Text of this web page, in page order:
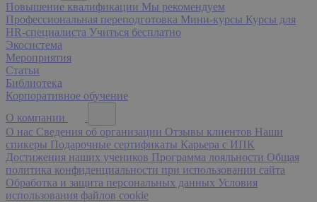
Повышение квалификации Мы рекомендуем
Профессиональная переподготовка Мини-курсы Курсы для
HR-специалиста Учиться бесплатно
Экосистема
Мероприятия
Статьи
Библиотека
Корпоративное обучение
О компании
О нас Сведения об организации Отзывы клиентов Наши
спикеры Подарочные сертификаты Карьера с ИПК
Достижения наших учеников Программа лояльности Общая
политика конфиденциальности при использовании сайта
Обработка и защита персональных данных Условия
использования файлов cookie